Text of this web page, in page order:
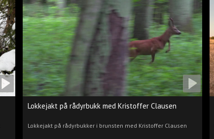
Lokkejakt på rådyrbukk med Kristoffer Clausen
Lokkejakt på rådyrbukker i brunsten med Kristoffer Clausen